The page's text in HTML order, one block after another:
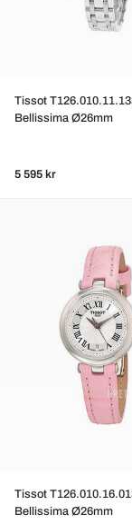
Tissot
Bellissima Ø26mm
5 595 kr
Tissot
Bellissima Ø26mm